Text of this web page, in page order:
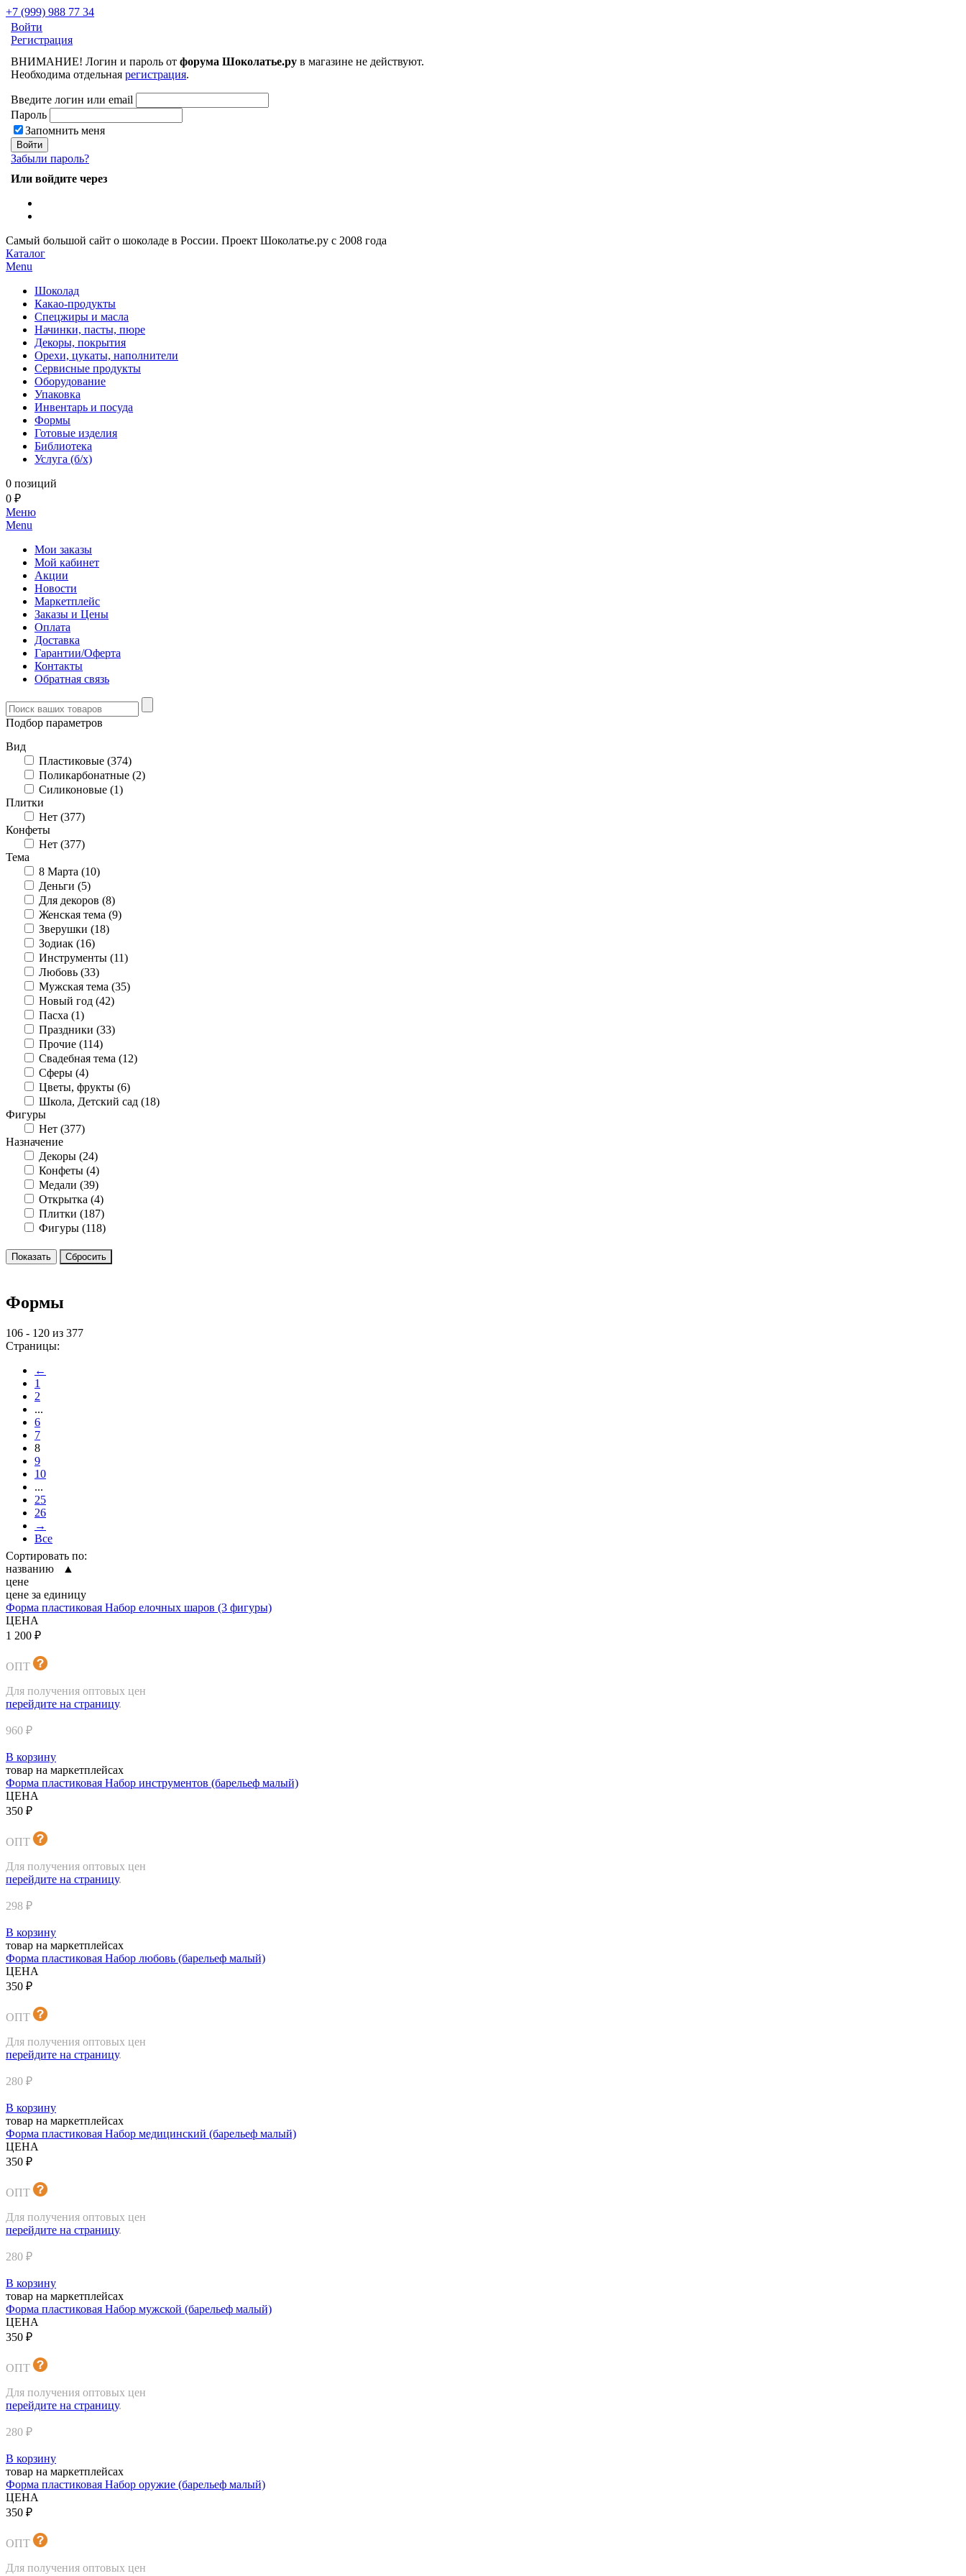
+7 (999) 988 77 34
Войти
Регистрация
ВНИМАНИЕ! Логин и пароль от форума Шоколатье.ру в магазине не действуют.
Необходима отдельная регистрация.
Введите логин или email
Пароль
Запомнить меня
Забыли пароль?
Или войдите через
Самый большой сайт о шоколаде в России. Проект Шоколатье.ру с 2008 года
Каталог
Menu
Шоколад
Какао-продукты
Спецжиры и масла
Начинки, пасты, пюре
Декоры, покрытия
Орехи, цукаты, наполнители
Сервисные продукты
Оборудование
Упаковка
Инвентарь и посуда
Формы
Готовые изделия
Библиотека
Услуга (б/х)
0 позиций
0 ₽
Меню
Menu
Мои заказы
Мой кабинет
Акции
Новости
Маркетплейс
Заказы и Цены
Оплата
Доставка
Гарантии/Оферта
Контакты
Обратная связь
Подбор параметров
Вид
Пластиковые (374)
Поликарбонатные (2)
Силиконовые (1)
Плитки
Нет (377)
Конфеты
Нет (377)
Тема
8 Марта (10)
Деньги (5)
Для декоров (8)
Женская тема (9)
Зверушки (18)
Зодиак (16)
Инструменты (11)
Любовь (33)
Мужская тема (35)
Новый год (42)
Пасха (1)
Праздники (33)
Прочие (114)
Свадебная тема (12)
Сферы (4)
Цветы, фрукты (6)
Школа, Детский сад (18)
Фигуры
Нет (377)
Назначение
Декоры (24)
Конфеты (4)
Медали (39)
Открытка (4)
Плитки (187)
Фигуры (118)
Формы
106 - 120 из 377
Страницы:
←
1
2
...
6
7
8
9
10
...
25
26
→
Все
Сортировать по:
названию ▲
цене
цене за единицу
Форма пластиковая Набор елочных шаров (3 фигуры)
ЦЕНА
1 200 ₽
ОПТ
Для получения оптовых цен
перейдите на страницу.
960 ₽
В корзину
товар на маркетплейсах
Форма пластиковая Набор инструментов (барельеф малый)
ЦЕНА
350 ₽
ОПТ
Для получения оптовых цен
перейдите на страницу.
298 ₽
В корзину
товар на маркетплейсах
Форма пластиковая Набор любовь (барельеф малый)
ЦЕНА
350 ₽
ОПТ
Для получения оптовых цен
перейдите на страницу.
280 ₽
В корзину
товар на маркетплейсах
Форма пластиковая Набор медицинский (барельеф малый)
ЦЕНА
350 ₽
ОПТ
Для получения оптовых цен
перейдите на страницу.
280 ₽
В корзину
товар на маркетплейсах
Форма пластиковая Набор мужской (барельеф малый)
ЦЕНА
350 ₽
ОПТ
Для получения оптовых цен
перейдите на страницу.
280 ₽
В корзину
товар на маркетплейсах
Форма пластиковая Набор оружие (барельеф малый)
ЦЕНА
350 ₽
ОПТ
Для получения оптовых цен